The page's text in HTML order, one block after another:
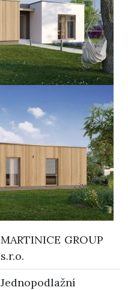
MARTINICE GROUP
s.r.o.
Jednopodlažní